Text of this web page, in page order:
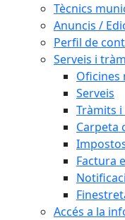
Tècnics
Anuncis /
Perfil de
Serveis i
Oficines
Serveis
Tràmits
Carpeta
Factura
Accés a la